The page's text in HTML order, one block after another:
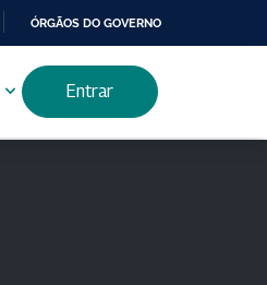
ÓRGÃOS DO GOVERNO
Entrar